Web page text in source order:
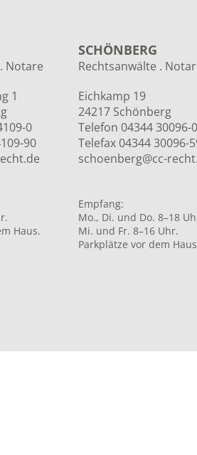
Notare
1
0
90
Haus.
SCHÖNBERG
Rechtsanwälte . Notar
Eichkamp 19
24217 Schönberg
Telefon 04344 30096-0
Telefax 04344 30096-
schoenberg@cc-
Empfang:
Mo., Di. und Do. 8–18
Mi. und Fr. 8–16 Uhr.
Parkplätze vor dem